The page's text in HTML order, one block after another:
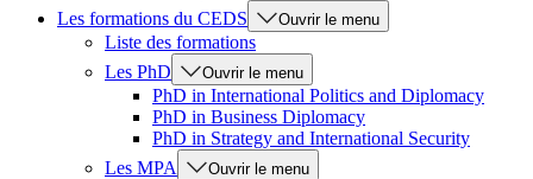
Les formations du CEDS
Ouvrir le menu
Liste des formations
Les PhD
Ouvrir le menu
PhD in International Politics and Diplomacy
PhD in Business Diplomacy
PhD in Strategy and International Security
Les MPA
Ouvrir le menu